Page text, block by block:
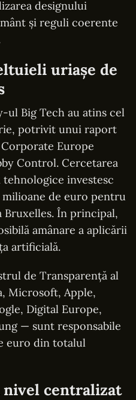
designului
și reguli coerente
uriașe de
Big Tech au atins cel
potrivit unui raport
Europe
Control. Cercetarea
investesc
milioane de euro pentru
Bruxelles. În principal,
amânare a aplicării
artificială.
de Transparență al
Microsoft, Apple,
Digital Europe,
— sunt responsabile
euro din totalul
nivel centralizat